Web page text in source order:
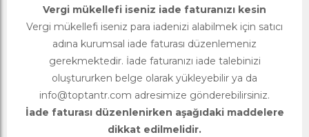
Vergi mükellefi iseniz iade faturanızı kesin
Vergi mükellefi iseniz para iadenizi alabilmek için satıcı
adına kurumsal iade faturası düzenlemeniz
gerekmektedir. İade faturanızı iade talebinizi
oluştururken belge olarak yükleyebilir ya da
info@toptantr.com adresimize gönderebilirsiniz.
İade faturası düzenlenirken aşağıdaki maddelere
dikkat edilmelidir.